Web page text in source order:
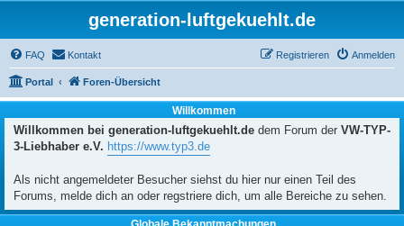
generation-luftgekuehlt.de
FAQ Kontakt Anmelden
Registrieren
Portal Foren-Übersicht
Willkommen
Willkommen bei generation-luftgekuehlt.de dem Forum der VW-TYP-
3-Liebhaber e.V. https://www.typ3.de
Als nicht angemeldeter Besucher siehst du hier nur einen Teil des
Forums, melde dich an oder regstriere dich, um alle Bereiche zu sehen.